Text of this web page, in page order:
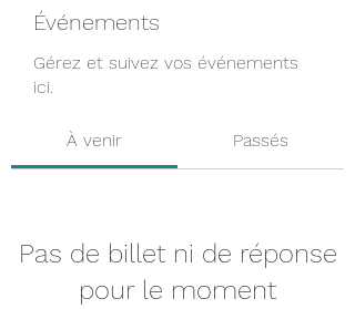
Événements
Gérez et suivez vos événements
ici.
À venir Passés
Pas de billet ni de réponse
pour le moment